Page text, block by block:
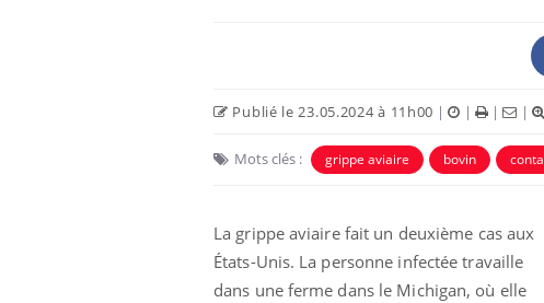
Publié le 23.05.2024 à 11h00 | | | |
Mots clés : grippe aviaire bovin
La grippe aviaire fait un deuxième cas aux
États-Unis. La personne infectée travaille
dans une ferme dans le Michigan, où elle